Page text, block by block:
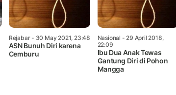
Rejabar- 30 May 2021, 23:48
ASN Bunuh Diri karena
Cemburu
Nasional - 29 April 2018,
22:09
Ibu Dua Anak Tewas
Gantung Diri di Pohon
Mangga